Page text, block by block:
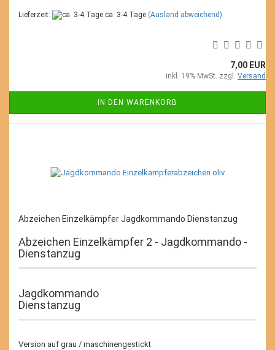
Lieferzeit: ca. 3-4 Tage (Ausland abweichend)
7,00 EUR
inkl. 19% MwSt. zzgl. Versand
IN DEN WARENKORB
Abzeichen Einzelkämpfer Jagdkommando Dienstanzug
Abzeichen Einzelkämpfer 2 - Jagdkommando -
Dienstanzug
Jagdkommando
Dienstanzug
Version auf grau / maschinengestickt